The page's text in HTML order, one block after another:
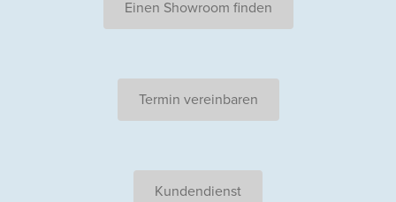
Einen Showroom finden
Termin vereinbaren
Kundendienst